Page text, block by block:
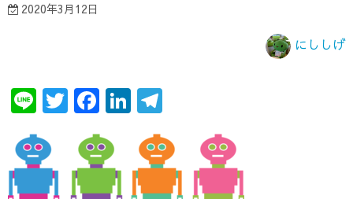
プ
2020年3月12日
にししげ
Li
n
e
T
it
te
F
a
c
e
Li
k
e
e
gr